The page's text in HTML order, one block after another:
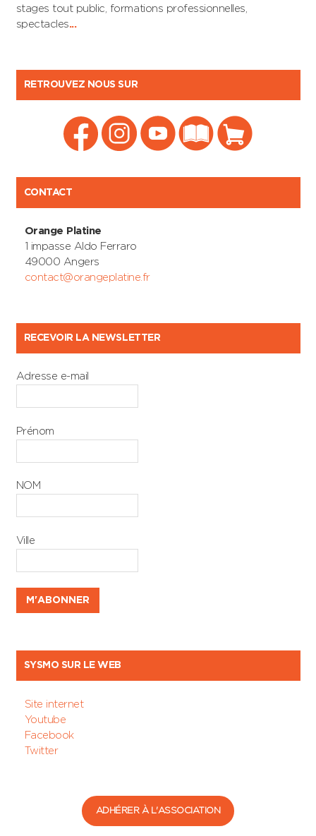
stages tout public, formations professionnelles,
spectacles...
RETROUVEZ NOUS SUR
CONTACT
Orange Platine
1 impasse Aldo Ferraro
49000 Angers
contact@orangeplatine.fr
RECEVOIR LA NEWSLETTER
Adresse e-mail
Prénom
NOM
Ville
SYSMO SUR LE WEB
Site internet
Youtube
Facebook
Twitter
ADHÉRER À L'ASSOCIATION